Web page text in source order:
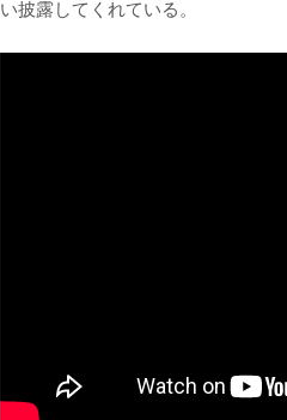
い披露してくれている。